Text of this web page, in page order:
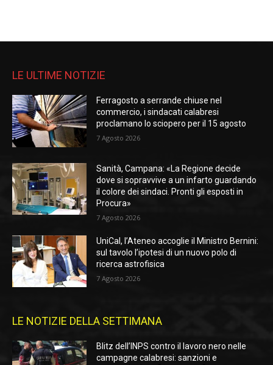
LE ULTIME NOTIZIE
Ferragosto a serrande chiuse nel
commercio, i sindacati calabresi
proclamano lo sciopero per il 15 agosto
7 Agosto 2026
Sanità, Campana: «La Regione decide
dove si sopravvive a un infarto guardando
il colore dei sindaci. Pronti gli esposti in
Procura»
7 Agosto 2026
UniCal, l’Ateneo accoglie il Ministro Bernini:
sul tavolo l’ipotesi di un nuovo polo di
ricerca astrofisica
7 Agosto 2026
LE NOTIZIE DELLA SETTIMANA
Blitz dell’INPS contro il lavoro nero nelle
campagne calabresi: sanzioni e